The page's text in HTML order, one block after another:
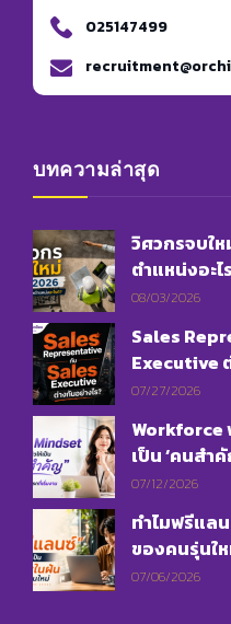
025147499
บทความล่าสุด
วิศวกรจบให
ตำแหน่งอะไ
08/03/2026
Sales
Executive
07/27/2026
Workforce
เป็น ‘คนสำ
07/12/2026
ทำไมฟรีแล
ของคนรุ่นใ
07/06/2026